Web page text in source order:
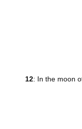
12: In the moon